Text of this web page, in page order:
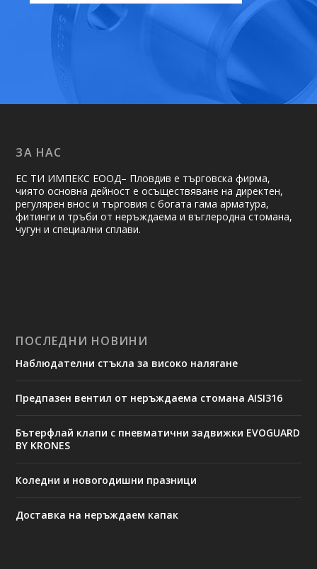
ЗА НАС
ЕС ТИ ИМПЕКС ЕООД– Пловдив е търговска фирма,
чиято основна дейност е осъществяване на ди­рек­тен,
регулярен внос и търговия с богата гама арматура,
фитинги и тръби от неръждаема и въглеродна стомана,
чугун и специални сплави.
ПОСЛЕДНИ НОВИНИ
Наблюдателни стъкла за високо налягане
Предпазен вентил от неръждаема стомана AISI316
Бътерфлай клапи с пневматични задвижки EVOGUARD
BY KRONES
Коледни и новогодишни празници
Доставка на неръждаем капак